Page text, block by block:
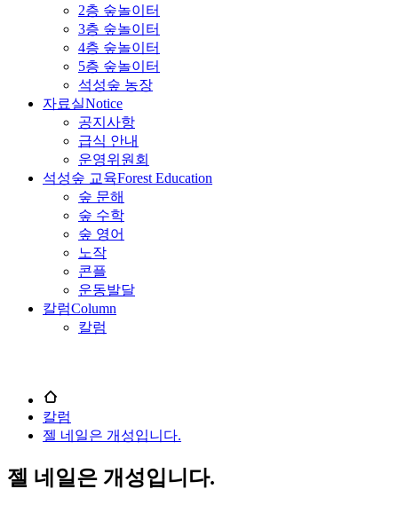
2층 숲놀이터
3층 숲놀이터
4층 숲놀이터
5층 숲놀이터
석성숲 농장
자료실Notice
공지사항
급식 안내
운영위원회
석성숲 교육Forest Education
숲 문해
숲 수학
숲 영어
노작
콘플
운동발달
칼럼Column
칼럼
칼럼
젤 네일은 개성입니다.
젤 네일은 개성입니다.